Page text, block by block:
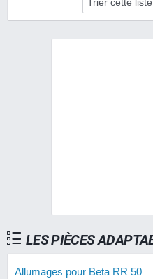
LES PIÈCES
Allumages pour Beta RR 50